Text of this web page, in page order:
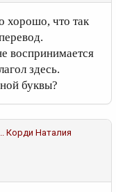
хорошо, что так
воспринимается
здесь.
буквы?
Корди Наталия